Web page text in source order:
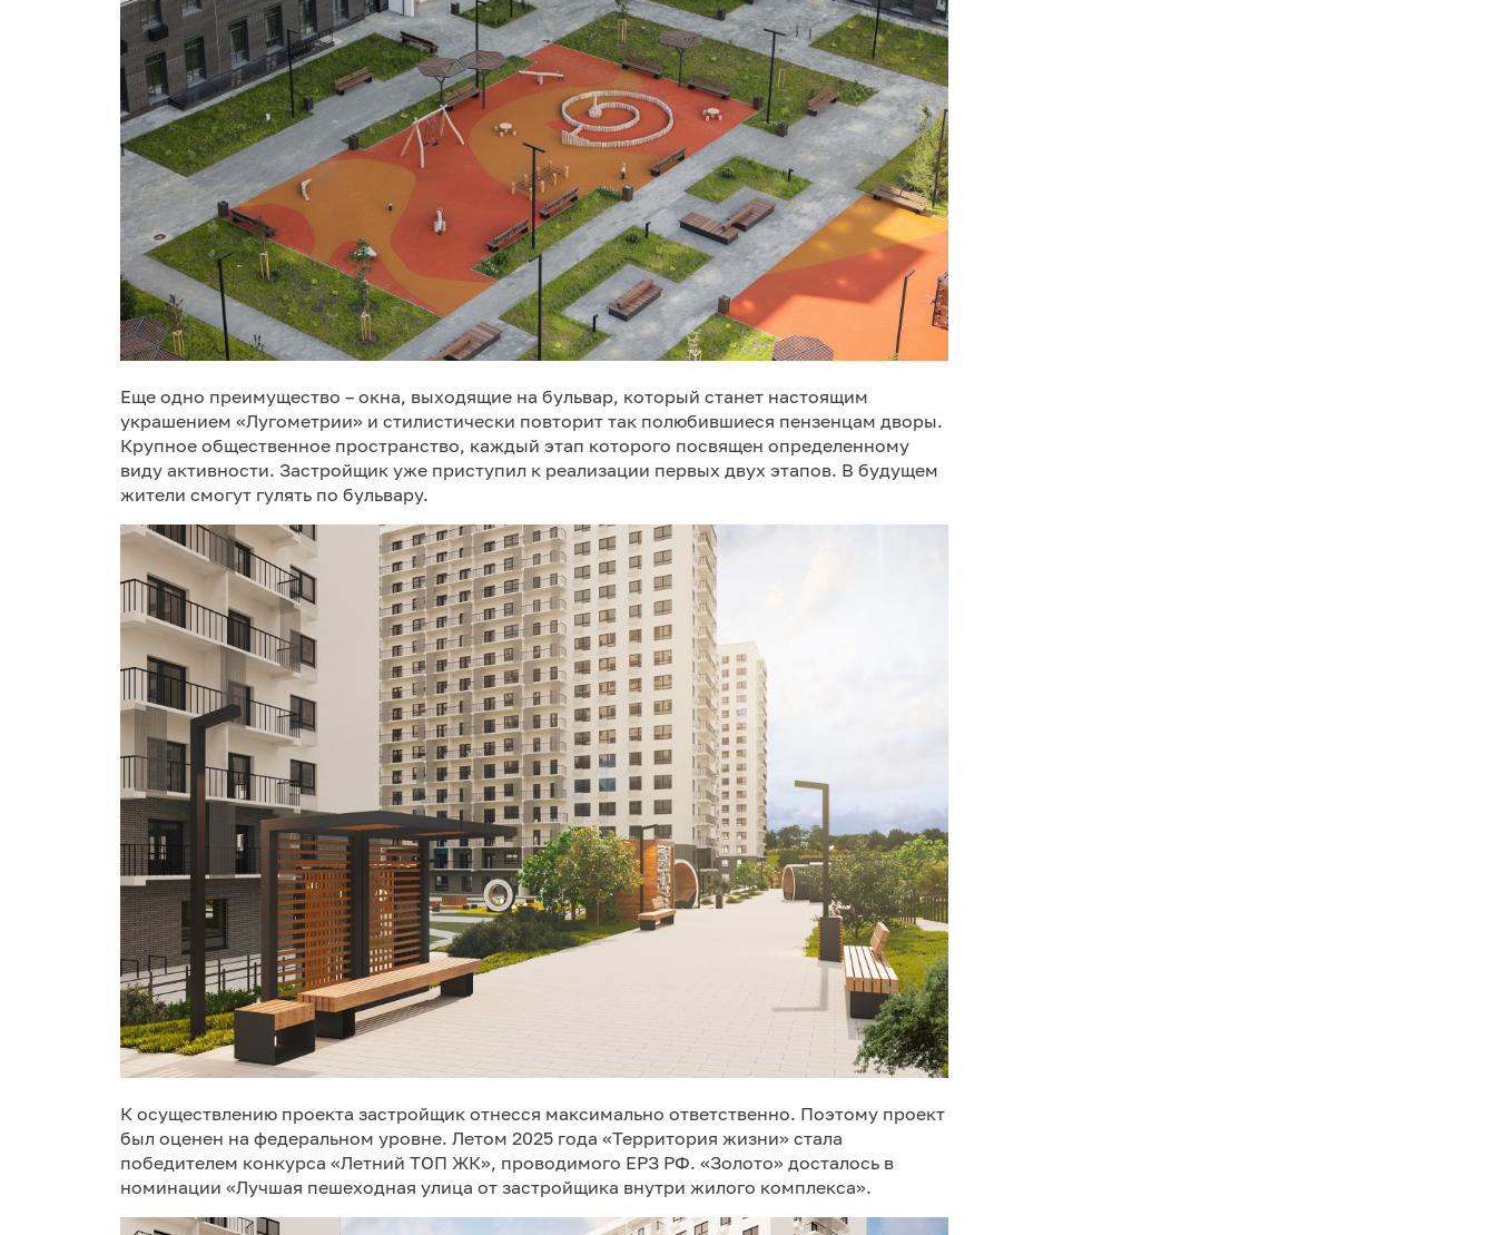
Еще одно преимущество – окна, выходящие на бульвар, который станет настоящим
украшением «Лугометрии» и стилистически повторит так полюбившиеся пензенцам дворы.
Крупное общественное пространство, каждый этап которого посвящен определенному
виду активности. Застройщик уже приступил к реализации первых двух этапов. В будущем
жители смогут гулять по бульвару.
К осуществлению проекта застройщик отнесся максимально ответственно. Поэтому проект
был оценен на федеральном уровне. Летом 2025 года «Территория жизни» стала
победителем конкурса «Летний ТОП ЖК», проводимого ЕРЗ РФ. «Золото» досталось в
номинации «Лучшая пешеходная улица от застройщика внутри жилого комплекса».